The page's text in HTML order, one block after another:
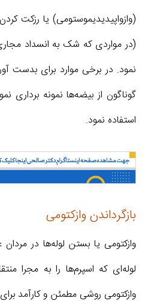
(وازواپیدیدیموستومی) یا رزکت
(در مواردی که شک به انسداد مجاری
نمود. در برخی موارد برای بدست
گوناگون از بیضه‌ها نمونه برداری
استفاده نمود.
بازگرداندن وازکتومی
وازکتومی یا بستن لوله‌ها در
لوله‌ای که اسپرم‌ها را به مجرا
وازکتومی روشی مطمئن و کارآمد